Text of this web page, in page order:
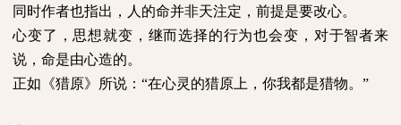
同时作者也指出，人的命并非天注定，前提是要改心。
心变了，思想就变，继而选择的行为也会变，对于智者来
说，命是由心造的。
正如《猎原》所说：“在心灵的猎原上，你我都是猎物。”